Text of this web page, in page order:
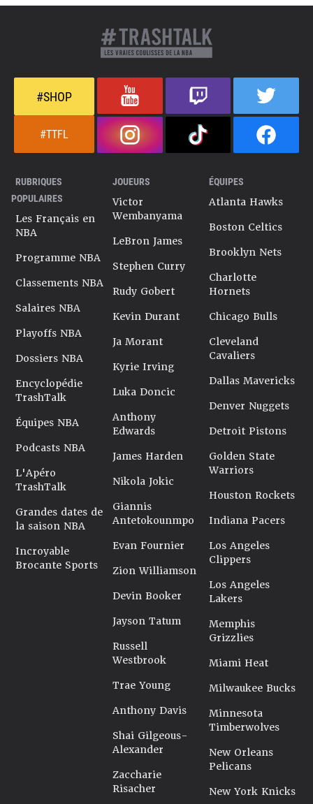
#SHOP
#TTFL
RUBRIQUES
POPULAIRES
Les Français en
NBA
Programme NBA
Classements NBA
Salaires NBA
Playoffs NBA
Dossiers NBA
Encyclopédie
TrashTalk
Équipes NBA
Podcasts NBA
L'Apéro
TrashTalk
Grandes dates de
la saison NBA
Incroyable
Brocante Sports
JOUEURS
Victor
Wembanyama
LeBron James
Stephen Curry
Rudy Gobert
Kevin Durant
Ja Morant
Kyrie Irving
Luka Doncic
Anthony
Edwards
James Harden
Nikola Jokic
Giannis
Antetokounmpo
Evan Fournier
Zion Williamson
Devin Booker
Jayson Tatum
Russell
Westbrook
Trae Young
Anthony Davis
Shai Gilgeous-
Alexander
Zaccharie
Risacher
ÉQUIPES
Atlanta Hawks
Boston Celtics
Brooklyn Nets
Charlotte
Hornets
Chicago Bulls
Cleveland
Cavaliers
Dallas Mavericks
Denver Nuggets
Detroit Pistons
Golden State
Warriors
Houston Rockets
Indiana Pacers
Los Angeles
Clippers
Los Angeles
Lakers
Memphis
Grizzlies
Miami Heat
Milwaukee Bucks
Minnesota
Timberwolves
New Orleans
Pelicans
New York Knicks